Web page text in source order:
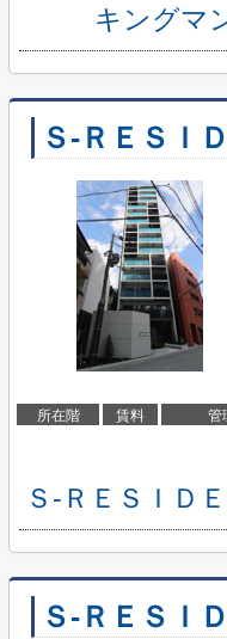
キングマ
Ｓ-ＲＥＳＩ
所在階 賃料 管
Ｓ-ＲＥＳＩＤ
Ｓ-ＲＥＳＩ